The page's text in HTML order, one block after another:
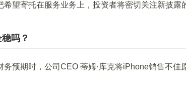
希望寄托在服务业务上，投资者将密切关注新披露
吗？
务预期时，公司CEO 蒂姆·库克将iPhone销售不佳